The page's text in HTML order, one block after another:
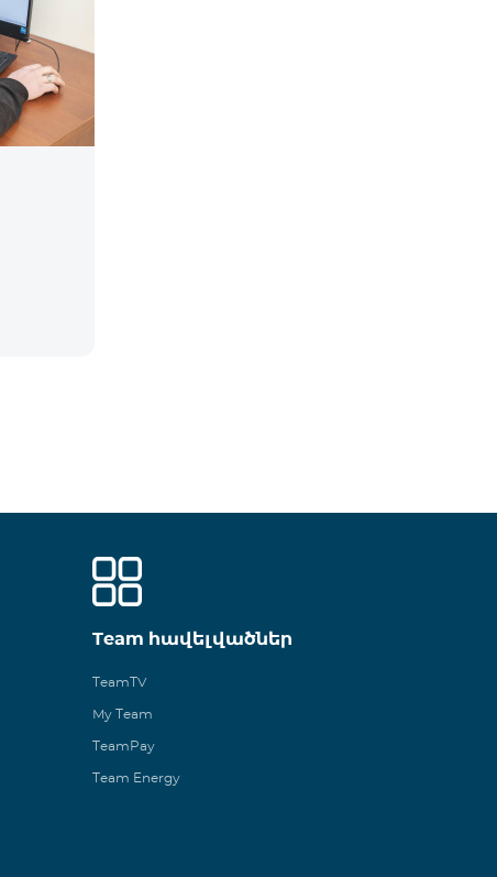
Team հավելվածներ
TeamTV
My Team
TeamPay
Team Energy